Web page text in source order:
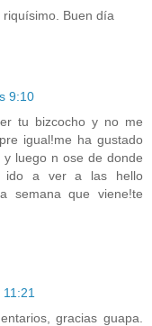
riquísimo. Buen día
9:10
tu bizcocho y no me
igual!me ha gustado
luego n ose de donde
ido a ver a las hello
semana que viene!te
gracias guapa.